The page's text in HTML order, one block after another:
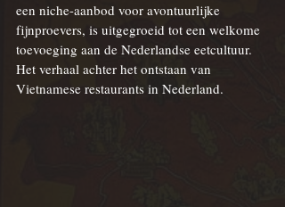
een niche-aanbod voor avontuurlijke
fijnproevers, is uitgegroeid tot een welkome
toevoeging aan de Nederlandse eetcultuur.
Het verhaal achter het ontstaan van
Vietnamese restaurants in Nederland.